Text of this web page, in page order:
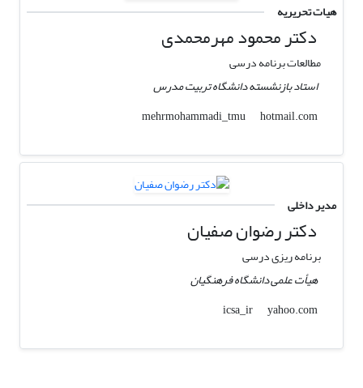
هیات تحریریه
دکتر محمود مهرمحمدی
مطالعات برنامه درسی
استاد بازنشسته دانشگاه تربیت مدرس
mehrmohammadi_tmu
hotmail.com
مدیر داخلی
دکتر رضوان صفیان
برنامه ریزی درسی
هیأت علمی دانشگاه فرهنگیان
icsa_ir
yahoo.com